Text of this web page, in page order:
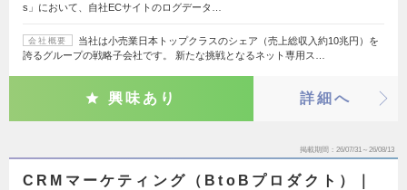
s」において、自社ECサイトのログデータ…
会社概要
当社は小売業日本トップクラスのシェア（売上総収入約10兆円）を
誇るグループの戦略子会社です。 新たな挑戦となるネット専用ス…
興味あり 詳細へ
掲載期間 26/07/31～26/08/13
CRMマーケティング（BtoBプロダクト）｜